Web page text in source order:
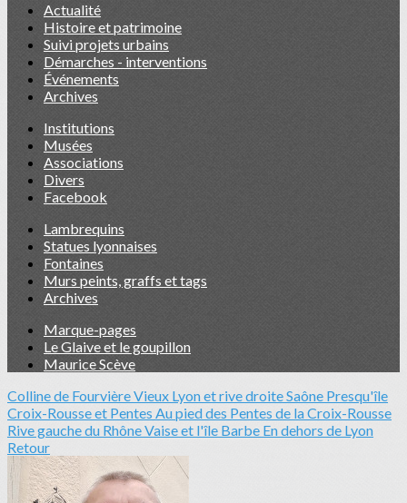
Actualité
Histoire et patrimoine
Suivi projets urbains
Démarches - interventions
Événements
Archives
Institutions
Musées
Associations
Divers
Facebook
Lambrequins
Statues lyonnaises
Fontaines
Murs peints, graffs et tags
Archives
Marque-pages
Le Glaive et le goupillon
Maurice Scève
Colline de FourvièreVieux Lyon et rive droite Saône Presqu'île
Croix-Rousse et Pentes Au pied des Pentes de la Croix-Rousse
Rive gauche du RhôneVaise et l'île Barbe En dehors de Lyon
Retour